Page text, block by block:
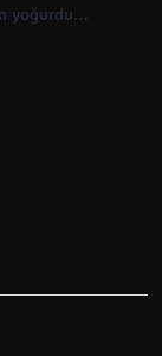
yoğurdu…